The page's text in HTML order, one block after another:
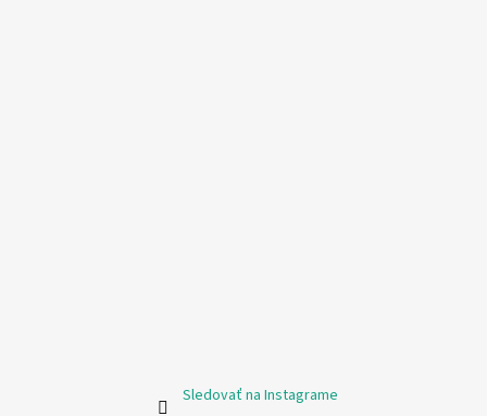
Sledovať na Instagrame